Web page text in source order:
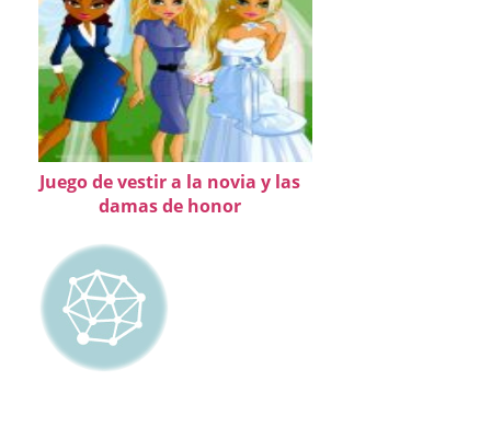
Juego de vestir a la novia y las
damas de honor